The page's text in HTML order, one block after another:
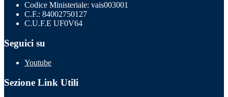
Codice Ministeriale: vais003001
C.F.: 84002750127
C.U.F.E UF0V64
Seguici su
Youtube
Sezione Link Utili